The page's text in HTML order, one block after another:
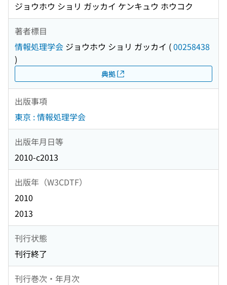
ジョウホウ ショリ ガッカイ ケンキュウ ホウコク
著者標目
情報処理学会 ジョウホウ ショリ ガッカイ (00258438
)
典拠
出版事項
東京 : 情報処理学会
出版年月日等
2010-c2013
出版年（W3CDTF）
2010
2013
刊行状態
刊行終了
刊行巻次・年月次